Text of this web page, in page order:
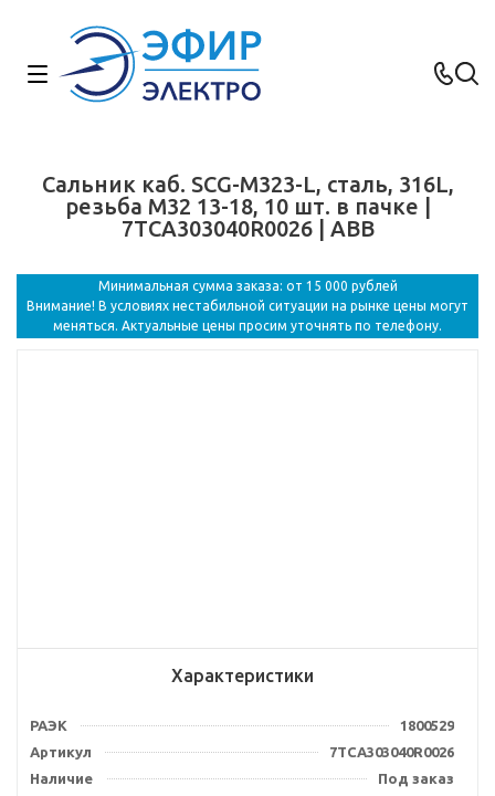
Сальник каб. SCG-M323-L, сталь, 316L,
резьба M32 13-18, 10 шт. в пачке |
7TCA303040R0026 | ABB
Минимальная сумма заказа: от 15 000 рублей
Внимание! В условиях нестабильной ситуации на рынке цены могут
меняться. Актуальные цены просим уточнять по телефону.
Характеристики
РАЭК
1800529
Артикул
7TCA303040R0026
Наличие
Под заказ